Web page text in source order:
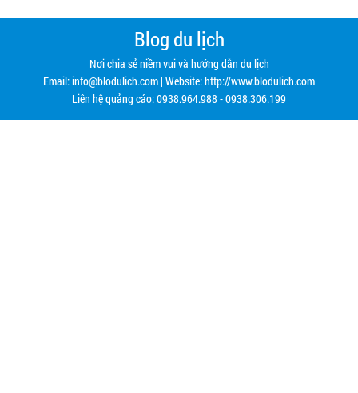
Blog du lịch
Nơi chia sẻ niềm vui và hướng dẫn du lịch
Email:info@blodulich.com | Website: http://www.blodulich.com
Liên hệ quảng cáo: 0938.964.988 - 0938.306.199